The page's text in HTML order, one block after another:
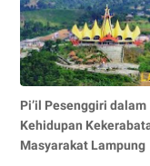
Pi’il Pesenggiri dalam
Kehidupan
Masyarakat Lampung